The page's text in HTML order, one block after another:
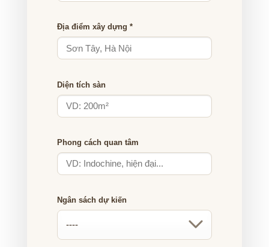
Địa điểm xây dựng *
Diện tích sàn
Phong cách quan tâm
Ngân sách dự kiến